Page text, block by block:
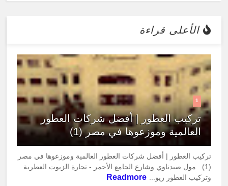
الأعلى قراءة
1
تركيب العطور | أفضل شركات العطور
العالمية وموزعوها في مصر (1)
تركيب العطور | أفضل شركات العطور العالمية وموزعوها في مصر
(1) مول صيدناوي وشارع الجامع الأحمر - تجارة الزيوت العطرية
وتركيب العطور زيو...
Readmore